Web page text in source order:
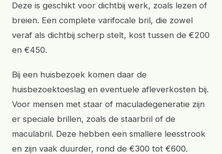
Deze is geschikt voor dichtbij werk, zoals lezen of
breien. Een complete varifocale bril, die zowel
veraf als dichtbij scherp stelt, kost tussen de €200
en €450.
Bij een huisbezoek komen daar de
huisbezoektoeslag en eventuele afleverkosten bij.
Voor mensen met staar of maculadegeneratie zijn
er speciale brillen, zoals de staarbril of de
maculabril. Deze hebben een smallere leesstrook
en zijn vaak duurder, rond de €300 tot €600.